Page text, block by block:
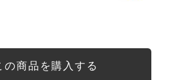
の商品を購入する